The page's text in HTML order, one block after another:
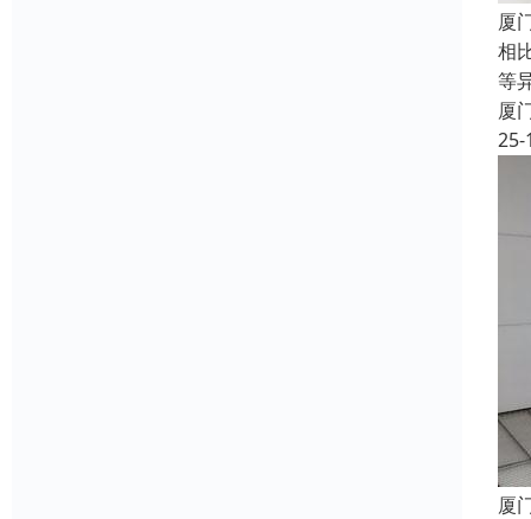
厦
相
等
厦
25-
厦